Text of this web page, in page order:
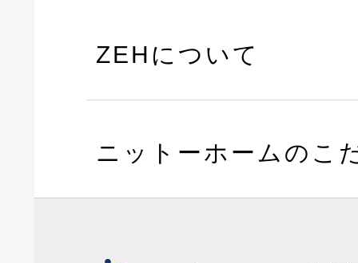
ZEHについて
ニットーホームのこ